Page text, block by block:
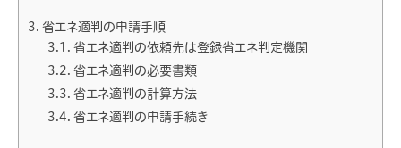
省エネ適判の申請手順
省エネ適判の依頼先は登録省エネ判定機関
省エネ適判の必要書類
省エネ適判の計算方法
省エネ適判の申請手続き